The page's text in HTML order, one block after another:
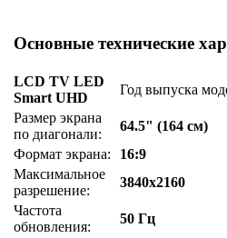
Основные технические
LCD TV LED
Smart UHD
Год выпуска
Размер экрана
по диагонали:
64.5" (164 см)
Формат экрана:
16:9
Максимальное
разрешение:
3840x2160
Частота
обновления:
50 Гц